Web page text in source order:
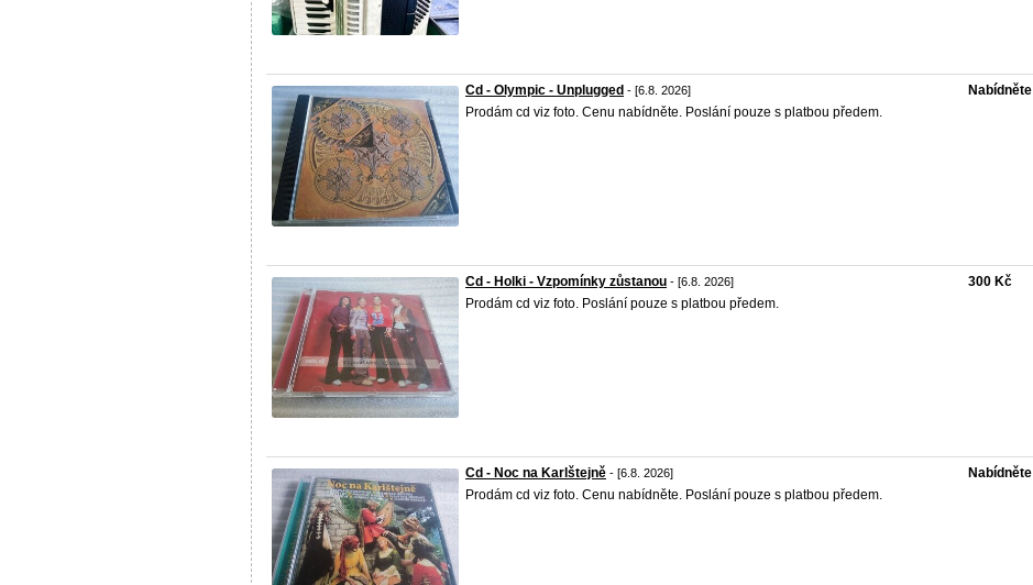
Cd - Olympic - Unplugged - [6.8. 2026]
Prodám cd viz foto. Cenu nabídněte. Poslání pouze s platbou předem.
Nabídněte
Cd - Holki - Vzpomínky zůstanou - [6.8. 2026]
Prodám cd viz foto. Poslání pouze s platbou předem.
300 Kč
Cd - Noc na Karlštejně - [6.8. 2026]
Prodám cd viz foto. Cenu nabídněte. Poslání pouze s platbou předem.
Nabídněte